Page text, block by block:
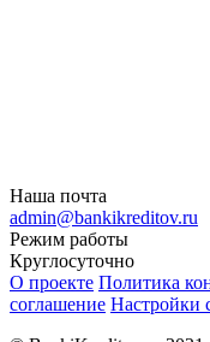
Наша почта
admin@bankikreditov.ru
Режим работы
Круглосуточно
О проекте Политика
соглашение Настройки